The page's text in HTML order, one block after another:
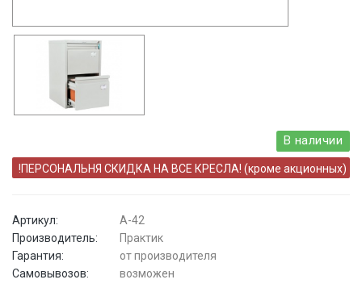
В наличии
!ПЕРСОНАЛЬНЯ СКИДКА НА ВСЕ КРЕСЛА! (кроме акционных)
Артикул:
А-42
Производитель:
Практик
Гарантия:
от производителя
Самовывозов:
возможен